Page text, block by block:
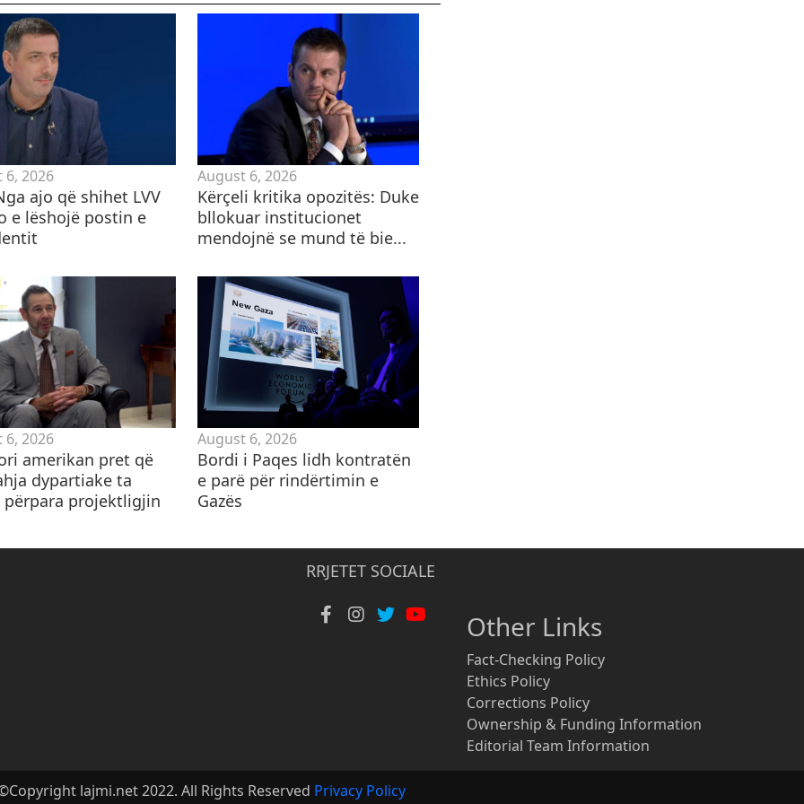
6, 2026
ajo që shihet LVV
e lëshojë postin e
August 6, 2026
Kërçeli kritika opozitës: Duke
bllokuar institucionet
mendojnë se mund të bie...
6, 2026
amerikan pret që
dypartiake ta
përpara projektligjin
August 6, 2026
Bordi i Paqes lidh kontratën
e parë për rindërtimin e
Gazës
RRJETET SOCIALE
Other Links
Fact-Checking Policy
Ethics Policy
Corrections Policy
Ownership & Funding Information
Editorial Team Information
lajmi.net 2022. All Rights Reserved Privacy Policy